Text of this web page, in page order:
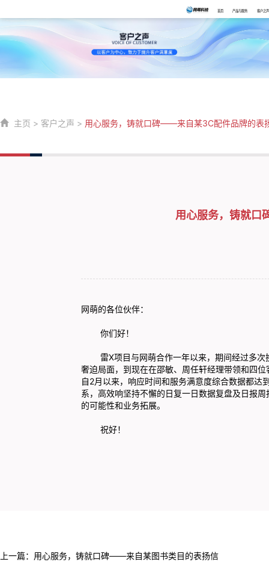
首页 产品与服务 客户之声
主页 > 客户之声 > 用心服务，铸就口碑——来自某3C配件品牌的表
用心服务，铸就
网萌的各位伙伴：
你们好！
雷X项目与网萌合作一年以来，期间经过多次
奢迫局面，到现在在邵敏、周任轩经理带领和四
自2月以来，响应时间和服务满意度综合数据都达
系，高效响坚持不懈的日复一日数据复盘及日报
的可能性和业务拓展。
祝好！
上一篇： 用心服务，铸就口碑——来自某图书类目的表扬信